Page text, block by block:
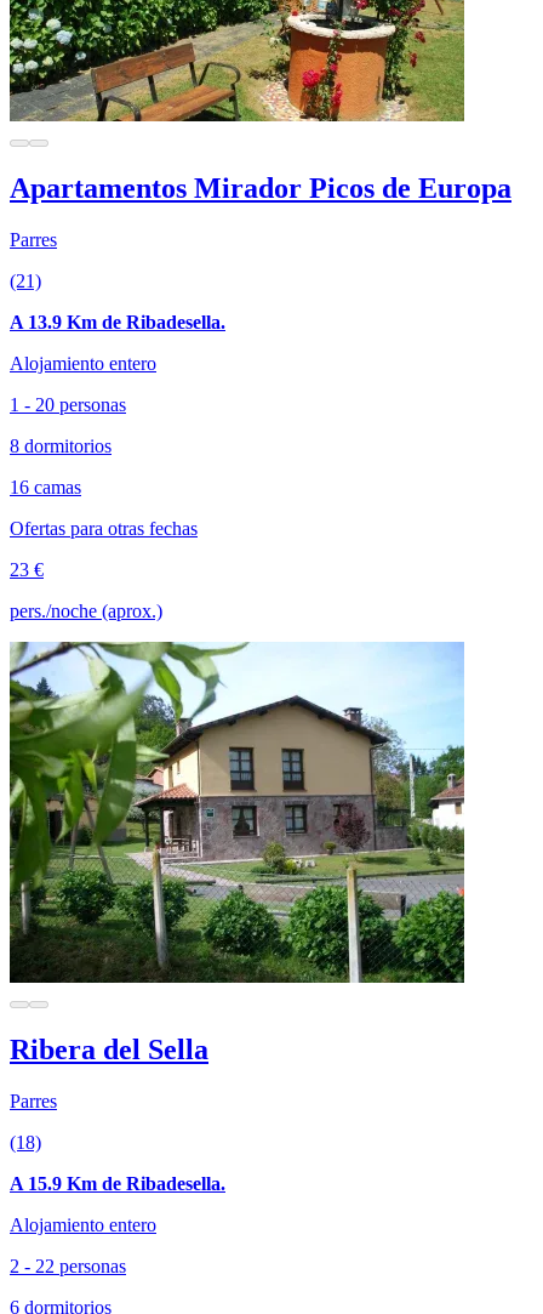
Apartamentos Mirador Picos de Europa
Parres
(21)
A 13.9 Km de Ribadesella.
Alojamiento entero
1 - 20 personas
8 dormitorios
16 camas
Ofertas para otras fechas
23 €
pers./noche (aprox.)
Ribera del Sella
Parres
(18)
A 15.9 Km de Ribadesella.
Alojamiento entero
2 - 22 personas
6 dormitorios